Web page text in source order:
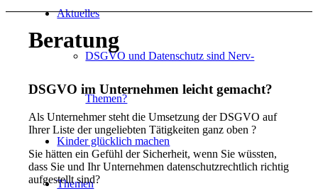
Aktuelles
DSGVO und Datenschutz sind Nerv-
Themen?
Kinder glücklich machen
Themen
Beratung
DSGVO im Unternehmen leicht gemacht?
Als Unternehmer steht die Umsetzung der DSGVO auf
Ihrer Liste der ungeliebten Tätigkeiten ganz oben ?
Sie hätten ein Gefühl der Sicherheit, wenn Sie wüssten,
dass Sie und Ihr Unternehmen datenschutzrechtlich richtig
aufgestellt sind?